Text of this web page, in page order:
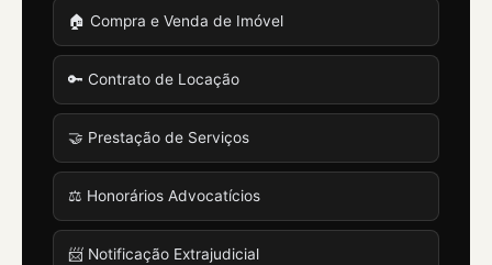
🏠 Compra e Venda de Imóvel
🔑 Contrato de Locação
🤝 Prestação de Serviços
⚖️ Honorários Advocatícios
📨 Notificação Extrajudicial